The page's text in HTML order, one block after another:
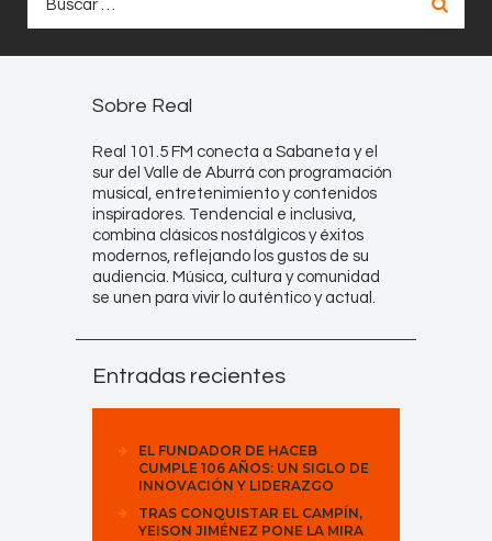
Sobre Real
Real 101.5 FM conecta a Sabaneta y el
sur del Valle de Aburrá con programación
musical, entretenimiento y contenidos
inspiradores. Tendencial e inclusiva,
combina clásicos nostálgicos y éxitos
modernos, reflejando los gustos de su
audiencia. Música, cultura y comunidad
se unen para vivir lo auténtico y actual.
Entradas recientes
EL FUNDADOR DE HACEB
CUMPLE 106 AÑOS: UN SIGLO DE
INNOVACIÓN Y LIDERAZGO
TRAS CONQUISTAR EL CAMPÍN,
YEISON JIMÉNEZ PONE LA MIRA